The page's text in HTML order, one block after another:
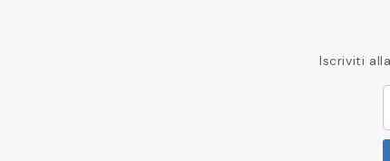
Iscriviti